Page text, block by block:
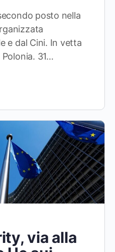
posto nella
e dal Cini. In vetta
31…
via alla